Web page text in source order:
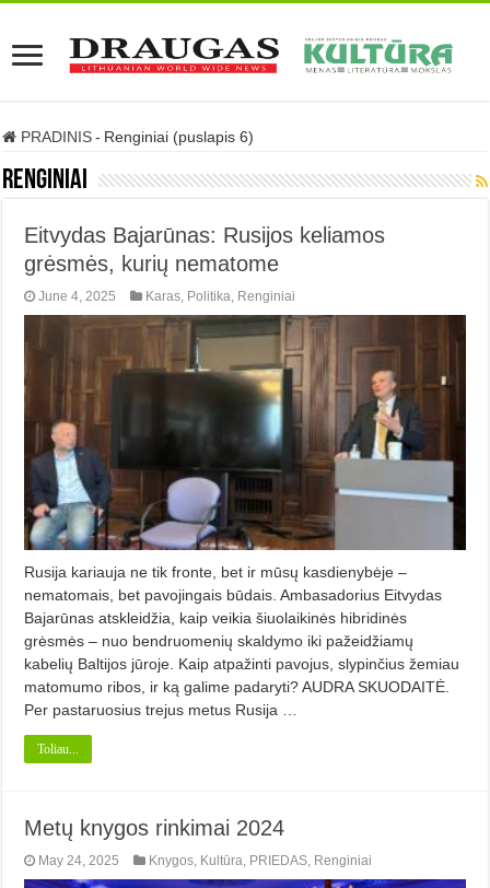
PRADINIS - Renginiai (puslapis 6)
Renginiai
Eitvydas Bajarūnas: Rusijos keliamos
grėsmės, kurių nematome
June 4, 2025 Karas, Politika, Renginiai
Rusija kariauja ne tik fronte, bet ir mūsų kasdienybėje –
nematomais, bet pavojingais būdais. Ambasadorius Eitvydas
Bajarūnas atskleidžia, kaip veikia šiuolaikinės hibridinės
grėsmės – nuo bendruomenių skaldymo iki pažeidžiamų
kabelių Baltijos jūroje. Kaip atpažinti pavojus, slypinčius žemiau
matomumo ribos, ir ką galime padaryti? AUDRA SKUODAITĖ.
Per pastaruosius trejus metus Rusija …
Toliau...
Metų knygos rinkimai 2024
May 24, 2025 Knygos Kultūra PRIEDAS Renginiai